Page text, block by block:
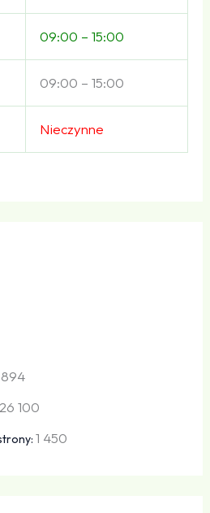
09:00 – 15:00
09:00 – 15:00
Nieczynne
100
1 450